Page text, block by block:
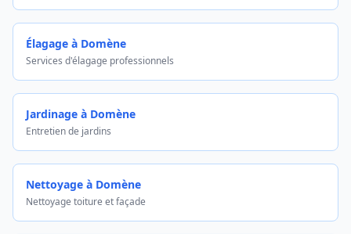
Élagage à Domène
Services d'élagage professionnels
Jardinage à Domène
Entretien de jardins
Nettoyage à Domène
Nettoyage toiture et façade